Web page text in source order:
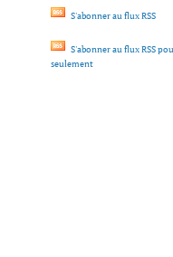
S'abonner au flux RSS
S'abonner au flux RSS
seulement